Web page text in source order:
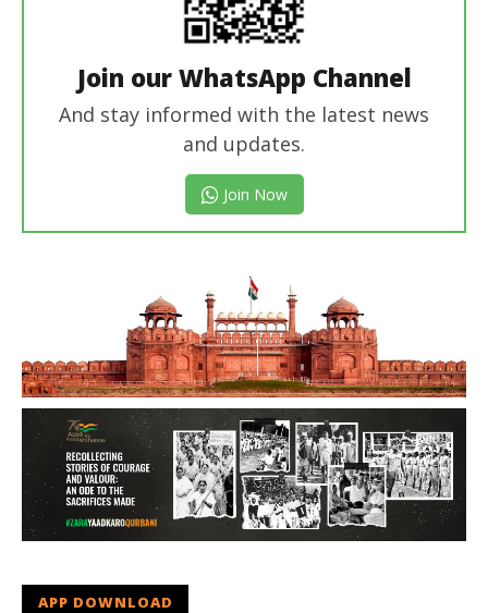
Join our WhatsApp Channel
And stay informed with the latest news
and updates.
Join Now
APP DOWNLOAD